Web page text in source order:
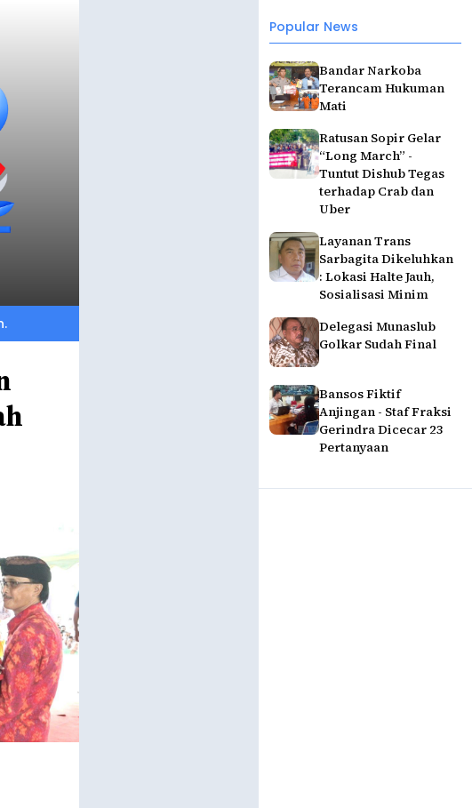
Popular News
Bandar Narkoba
Terancam Hukuman
Mati
Ratusan Sopir Gelar
“Long March” -
Tuntut Dishub Tegas
terhadap Crab dan
Uber
Layanan Trans
Sarbagita Dikeluhkan
: Lokasi Halte Jauh,
Sosialisasi Minim
Delegasi Munaslub
Golkar Sudah Final
Bansos Fiktif
Anjingan - Staf Fraksi
Gerindra Dicecar 23
Pertanyaan